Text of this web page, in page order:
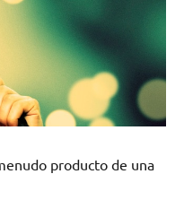
producto de una